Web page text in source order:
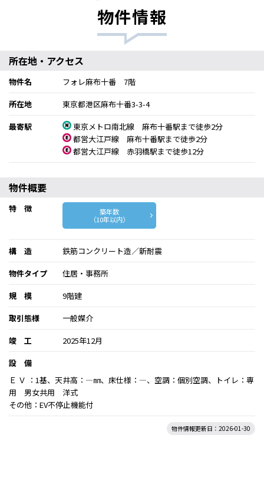
物件情報
所在地・アクセス
物件名
フォレ麻布十番 7階
所在地
東京都港区麻布十番3-3-4
最寄駅
東京メトロ南北線 麻布十番駅まで徒歩2分
都営大江戸線 麻布十番駅まで徒歩2分
都営大江戸線 赤羽橋駅まで徒歩12分
物件概要
特 徴
築年数
（10年以内）
構 造
鉄筋コンクリート造／新耐震
物件タイプ
住居・事務所
規 模
9階建
取引態様
一般媒介
竣 工
2025年12月
設 備
Ｅ Ｖ ：1基、天井高：―㎜、床仕様：―、空調：個別空調、トイレ：専
用 男女共用 洋式
その他：EV不停止機能付
物件情報更新日：2026-01-30